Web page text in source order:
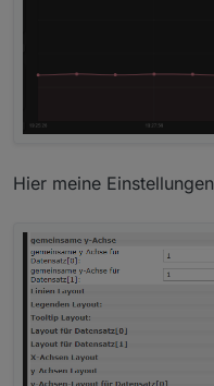
Hier meine Einstellungen